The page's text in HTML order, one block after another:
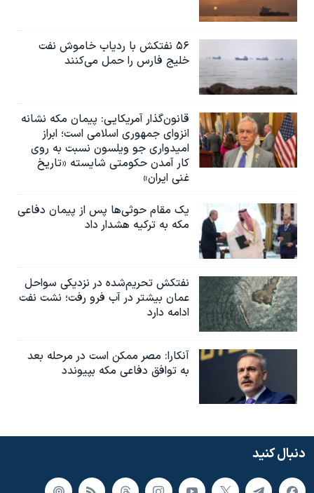
۵۶ نفتکش با ردیاب خاموش نفت
خلیج فارس را حمل می‌کنند
قانون‌گذار آمریکایی: پیمان مکه نشانه
انزوای جمهوری اسلامی است؛ ابراز
امیدواری جو ویلسون نسبت به روی
کار آمدن حکومتی شایسته «تاریخ
غنی ایران»
یک مقام حوثی‌ها پس از پیمان دفاعی
مکه به ترکیه هشدار داد
نفتکش تحریم‌شده در نزدیکی سواحل
عمان بیشتر در آب فرو رفت؛ نشت نفت
ادامه دارد
آنکارا: مصر ممکن است در مرحله بعد
به توافق دفاعی مکه بپیوندد
دنبال کنید